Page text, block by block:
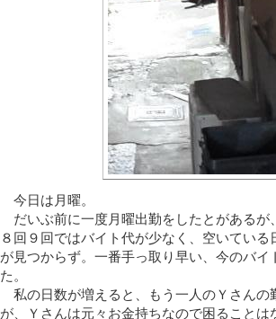
今日は月曜。
だいぶ前に一度月曜出勤をしたとがあるが
８回９回ではバイト代が少なく、空いてい
が見つからず。一番手っ取り早い、今のバ
た。
私の日数が増えると、もう一人のＹさんの
が、Ｙさんは元々お金持ちなので困ることは